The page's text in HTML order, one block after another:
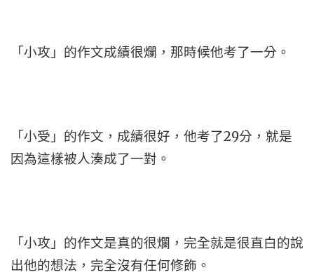
「小攻」的作文成績很爛，那時候他考了一分。
「小受」的作文，成績很好，他考了29分，就是
因為這樣被人湊成了一對。
「小攻」的作文是真的很爛，完全就是很直白的說
出他的想法，完全沒有任何修飾。